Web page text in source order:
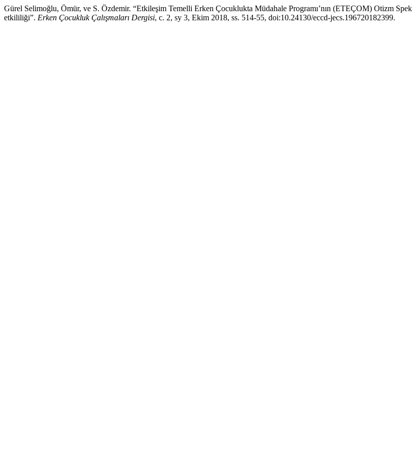
Gürel Selimoğlu, Ömür, ve S. Özdemir. “Etkileşim Temelli Erken Çocuklukta Müdahale Programı’nın (ETEÇOM) Otizm
etkililiği”. Erken Çocukluk Çalışmaları Dergisi, c. 2, sy 3, Ekim 2018, ss. 514-55, doi:10.24130/eccd-jecs.196720182399.